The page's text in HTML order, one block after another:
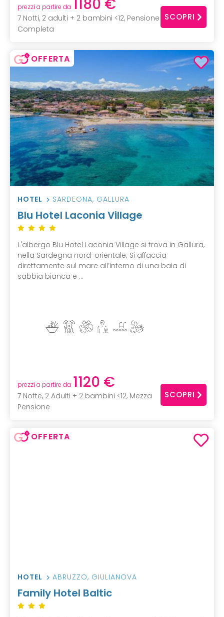
prezzi a partire da 1180 €
7 Notti, 2 adulti + 2 bambini <12, Pensione
Completa
SCOPRI
OFFERTA
HOTEL SARDEGNA, GALLURA
Blu Hotel Laconia Village
L'albergo Blu Hotel Laconia Village si trova in Gallura,
nella Sardegna nord-orientale. Si affaccia
direttamente sul mare all’interno di una baia di
sabbia bianca e ...
prezzi a partire da 1120 €
7 Notte, 2 Adulti + 2 bambini <12, Mezza
Pensione
SCOPRI
OFFERTA
HOTEL ABRUZZO, GIULIANOVA
Family Hotel Baltic